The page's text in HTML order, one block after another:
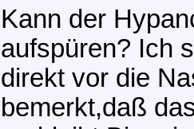
Kann der
aufspüren? Ich
direkt vor die
bemerkt,daß